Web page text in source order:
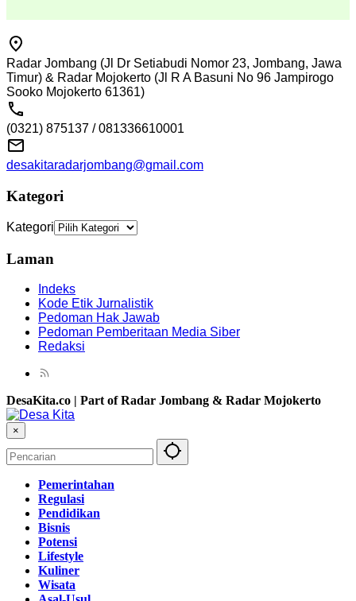
Radar Jombang (Jl Dr Setiabudi Nomor 23, Jombang, Jawa
Timur) & Radar Mojokerto (Jl R A Basuni No 96 Jampirogo
Sooko Mojokerto 61361)
(0321) 875137 / 081336610001
desakitaradarjombang@gmail.com
Kategori
Kategori
Laman
Indeks
Kode Etik Jurnalistik
Pedoman Hak Jawab
Pedoman Pemberitaan Media Siber
Redaksi
DesaKita.co | Part of Radar Jombang & Radar Mojokerto
×
Pemerintahan
Regulasi
Pendidikan
Bisnis
Potensi
Lifestyle
Kuliner
Wisata